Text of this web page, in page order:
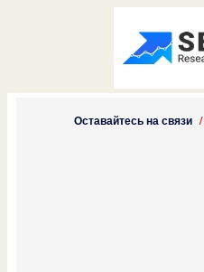
Оставайтесь на связи /